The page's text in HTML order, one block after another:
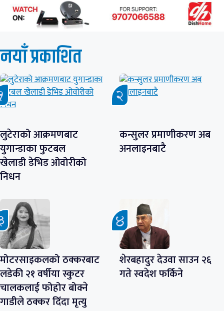
नयाँ प्रकाशित
लुटेराको आक्रमणबाट
युगान्डाका फुटबल
खेलाडी डेभिड ओवोरीको
निधन
कन्सुलर प्रमाणीकरण अब
अनलाइनबाटै
मोटरसाइकलको ठक्करबाट
लडेकी २१ वर्षीया स्कुटर
चालकलाई फोहोर बोक्ने
गाडीले ठक्कर दिँदा मृत्यु
शेरबहादुर देउवा साउन २६
गते स्वदेश फर्किने